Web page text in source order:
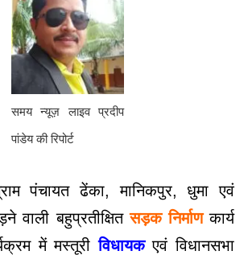
समय न्यूज़ लाइव प्रदीप
पांडेय की रिपोर्ट
पंचायत ढेंका, मानिकपुर, धुमा एवं
वाली बहुप्रतीक्षितसड़क निर्माणकार्य
में मस्तूरीविधायकएवं विधानसभा